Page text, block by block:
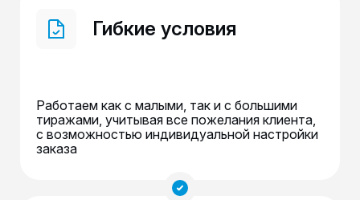
Гибкие условия
Работаем как с малыми, так и с большими
тиражами, учитывая все пожелания клиента,
с возможностью индивидуальной настройки
заказа